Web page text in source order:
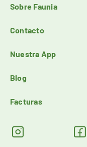
Sobre Faunia
Contacto
Nuestra App
Blog
Facturas